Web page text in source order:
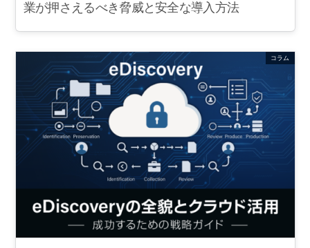
業が押さえるべき脅威と安全な導入方法
コラム